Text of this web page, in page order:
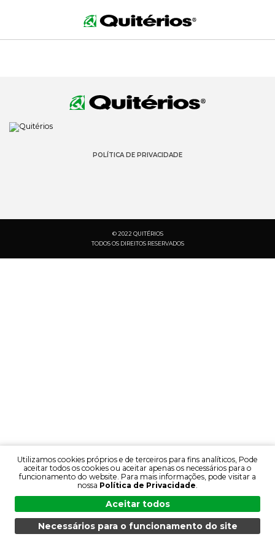
POLÍTICA DE PRIVACIDADE
© 2022 QUITÉRIOS
TODOS OS DIREITOS RESERVADOS
MENU PESQUISA PRODUTOS PT
Utilizamos cookies próprios e de terceiros para fins analíticos, Pode
aceitar todos os cookies ou aceitar apenas os necessários para o
funcionamento do website. Para mais informações, pode visitar a
nossa Política de Privacidade.
Aceitar todos
Necessários para o funcionamento do site